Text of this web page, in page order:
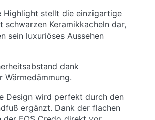
Highlight stellt die einzigartige
schwarzen Keramikkacheln dar,
sein luxuriöses Aussehen
dank
Wärmedämmung.
Design wird perfekt durch den
ergänzt. Dank der flachen